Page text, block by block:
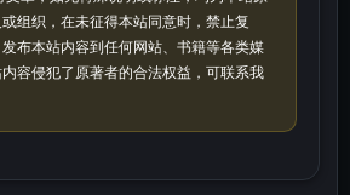
组织，在未征得本站同意时，禁止复
布本站内容到任何网站、书籍等各类媒
容侵犯了原著者的合法权益，可联系我